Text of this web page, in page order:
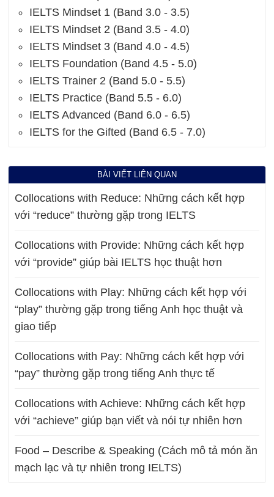
IELTS Mindset 1 (Band 3.0 - 3.5)
IELTS Mindset 2 (Band 3.5 - 4.0)
IELTS Mindset 3 (Band 4.0 - 4.5)
IELTS Foundation (Band 4.5 - 5.0)
IELTS Trainer 2 (Band 5.0 - 5.5)
IELTS Practice (Band 5.5 - 6.0)
IELTS Advanced (Band 6.0 - 6.5)
IELTS for the Gifted (Band 6.5 - 7.0)
BÀI VIẾT LIÊN QUAN
Collocations with Reduce: Những cách kết hợp
với “reduce” thường gặp trong IELTS
Collocations with Provide: Những cách kết hợp
với “provide” giúp bài IELTS học thuật hơn
Collocations with Play: Những cách kết hợp với
“play” thường gặp trong tiếng Anh học thuật và
giao tiếp
Collocations with Pay: Những cách kết hợp với
“pay” thường gặp trong tiếng Anh thực tế
Collocations with Achieve: Những cách kết hợp
với “achieve” giúp bạn viết và nói tự nhiên hơn
Food – Describe & Speaking (Cách mô tả món ăn
mạch lạc và tự nhiên trong IELTS)